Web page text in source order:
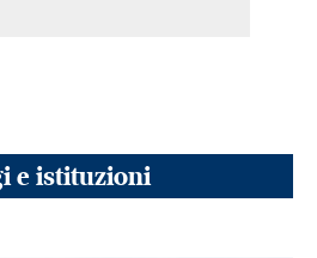
e istituzioni